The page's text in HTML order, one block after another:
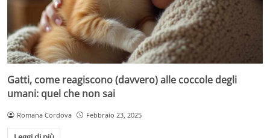
Gatti, come reagiscono (davvero) alle coccole degli
umani: quel che non sai
Romana Cordova Febbraio 23, 2025